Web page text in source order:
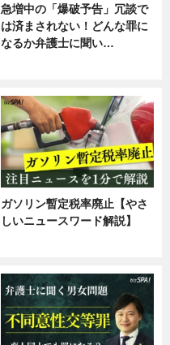
急増中の「爆破予告」冗談で
は済まされない！どんな罪に
なるか弁護士に聞い…
ガソリン暫定税率廃止【やさ
しいニュースワード解説】